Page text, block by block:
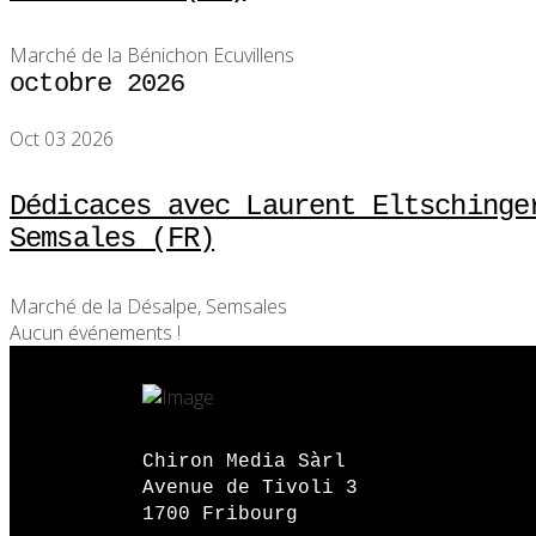
Marché de la Bénichon Ecuvillens
octobre 2026
Oct 03 2026
Dédicaces avec Laurent
Semsales (FR)
Marché de la Désalpe, Semsales
Aucun événements !
Chiron Media Sàrl
Avenue de Tivoli 3
1700 Fribourg